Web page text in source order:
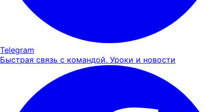
Telegram
Быстрая связь с командой. Уроки и новости